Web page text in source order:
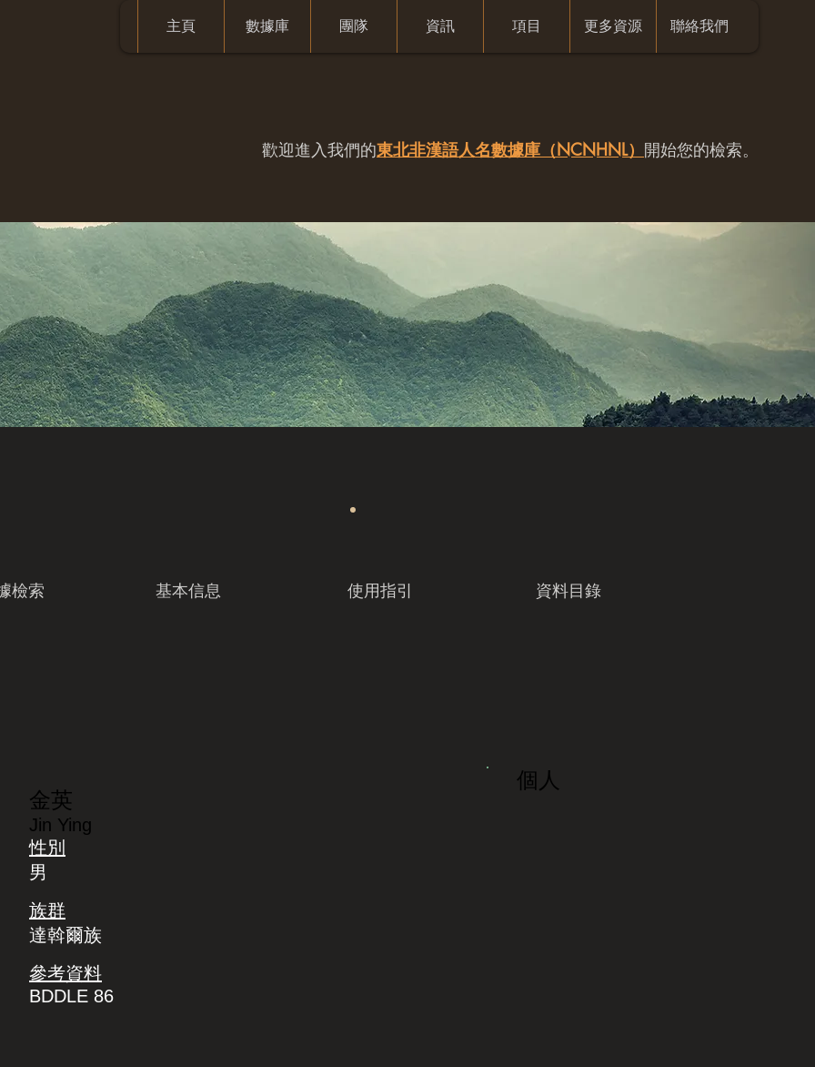
主頁 數據庫 團隊 資訊 項目 更多資源 聯絡我們
歡迎進入我們的東北非漢語人名數據庫（NCNHNL） 開始您的檢索。
檢索 基本信息 使用指引 資料目錄
金英
Jin Ying
性別
男
族群
達斡爾族
參考資料
BDDLE 86
個人